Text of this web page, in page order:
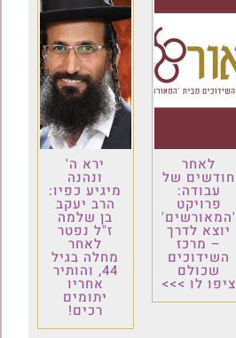
לאחר
חודשים של
עבודה:
פרויקט
'המאורשים'
יוצא לדרך
– מרכז
השידוכים
שכולם
ציפו לו >>>
ירא ה'
ונהנה
מיגיע כפיו:
הרב יעקב
בן שלמה
ז"ל נפטר
לאחר
מחלה בגיל
44, והותיר
אחריו
יתומים
רכים!